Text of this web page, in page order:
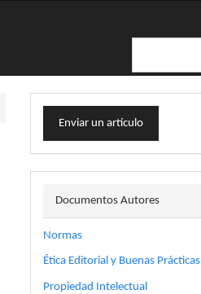
Enviar
unEnviar un artículo
docautor
Documentos Autores
Normas
Ética Editorial y Buenas Prácticas
Propiedad Intelectual